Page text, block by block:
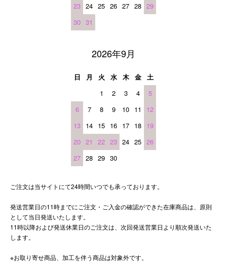
23 24 25 26 27 28 29
30 31
2026年9月
日 月 火 水 木 金
土
1
2 3 4
5
6
7 8 9 10 11
12
13 14 15 16 17 18 19
20 21 22 23 24 25 26
27 28 29 30
ご注文は当サイトにて24時間いつでも承っております。
発送営業日の11時までにご注文・ご入金の確認ができた在庫商品は、原則
として当日発送いたします。
11時以降および発送休業日のご注文は、次回発送営業日より順次発送いた
します。
※お取り寄せ商品、加工を伴う商品は対象外です。